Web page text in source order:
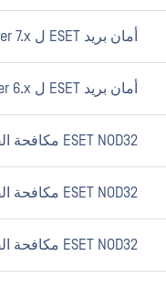
أمان بريد ESET ل Microsoft Exchange Server 7.x
أمان بريد ESET ل Microsoft Exchange Server 6.x
ESET NOD32 مكافحة الفيروسات 9.x
ESET NOD32 مكافحة الفيروسات 7.x
ESET NOD32 مكافحة الفيروسات 6.x